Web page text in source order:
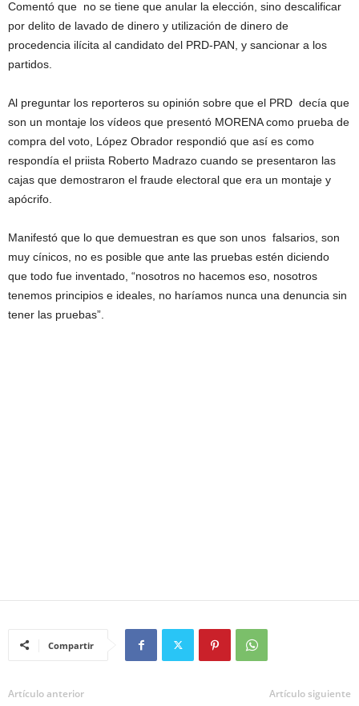
Comentó que no se tiene que anular la elección, sino descalificar
por delito de lavado de dinero y utilización de dinero de
procedencia ilícita al candidato del PRD-PAN, y sancionar a los
partidos.
Al preguntar los reporteros su opinión sobre que el PRD decía que
son un montaje los vídeos que presentó MORENA como prueba de
compra del voto, López Obrador respondió que así es como
respondía el priista Roberto Madrazo cuando se presentaron las
cajas que demostraron el fraude electoral que era un montaje y
apócrifo.
Manifestó que lo que demuestran es que son unos falsarios, son
muy cínicos, no es posible que ante las pruebas estén diciendo
que todo fue inventado, “nosotros no hacemos eso, nosotros
tenemos principios e ideales, no haríamos nunca una denuncia sin
tener las pruebas”.
Compartir
Artículo anterior Artículo siguiente